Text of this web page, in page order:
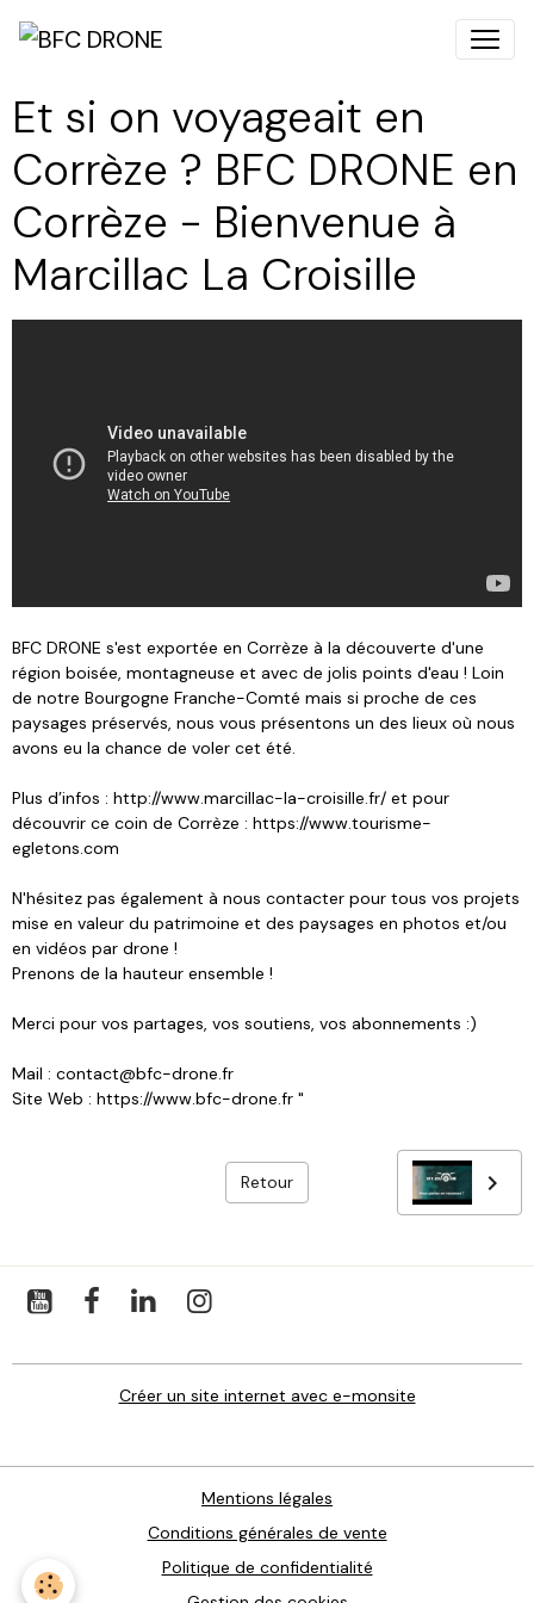
Et si on voyageait en
Corrèze ? BFC DRONE en
Corrèze - Bienvenue à
Marcillac La Croisille
BFC DRONE s'est exportée en Corrèze à la découverte d'une
région boisée, montagneuse et avec de jolis points d'eau ! Loin
de notre Bourgogne Franche-Comté mais si proche de ces
paysages préservés, nous vous présentons un des lieux où nous
avons eu la chance de voler cet été.
Plus d’infos : http://www.marcillac-la-croisille.fr/ et pour
découvrir ce coin de Corrèze : https://www.tourisme-
egletons.com
N'hésitez pas également à nous contacter pour tous vos projets
mise en valeur du patrimoine et des paysages en photos et/ou
en vidéos par drone !
Prenons de la hauteur ensemble !
Merci pour vos partages, vos soutiens, vos abonnements :)
Mail : contact@bfc-drone.fr
Site Web : https://www.bfc-drone.fr "
Retour
Créer un site internet avec e-monsite
Mentions légales
Conditions générales de vente
Politique de confidentialité